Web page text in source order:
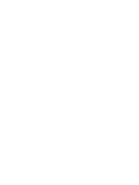
dosaženo jakéhosi